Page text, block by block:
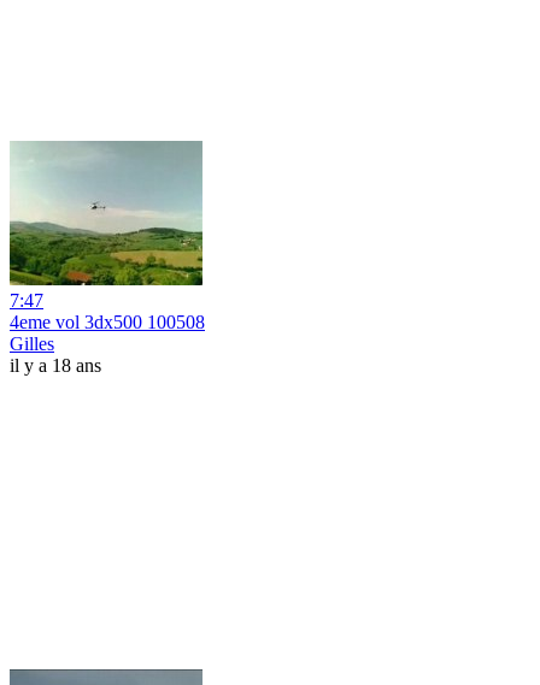
7:47
4eme vol 3dx500 100508
Gilles
il y a 18 ans